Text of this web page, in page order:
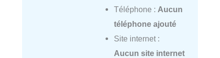
Téléphone : Aucun
téléphone ajouté
Site internet :
Aucun site internet